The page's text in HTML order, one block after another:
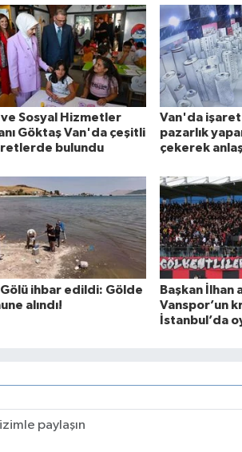
Sosyal Hizmetler
Göktaş Van'da çeşitli
bulundu
Van'da
pazarlık
çekerek
Gölü ihbar edildi: Gölde
alındı!
Başkan İlhan
Vanspor’un
İstanbul’da